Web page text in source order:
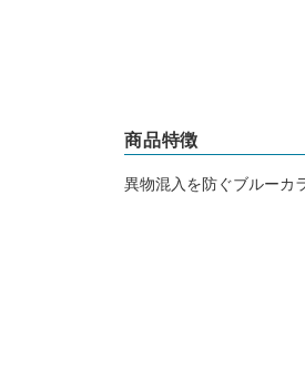
商品特徴
異物混入を防ぐブルーカ